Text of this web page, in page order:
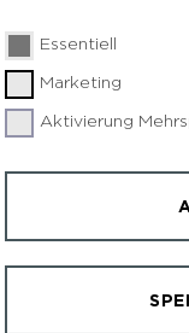
im
Essentiell
Marketing
Aktivierung